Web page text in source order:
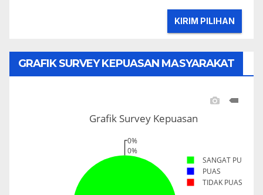
GRAFIK SURVEY KEPUASAN MASYARAKAT